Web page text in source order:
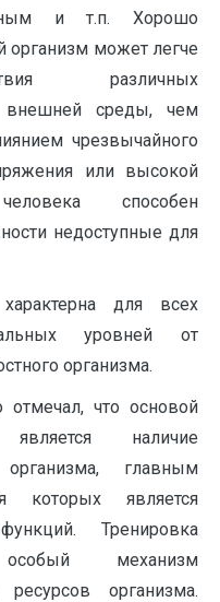
и т.п. Хорошо
организм может легче
различных
внешней среды, чем
чрезвычайного
или высокой
способен
недоступ­ные для
для всех
уровней от
организма.
что основой
наличие
главным
которых является
Тренировка
механизм
организма.